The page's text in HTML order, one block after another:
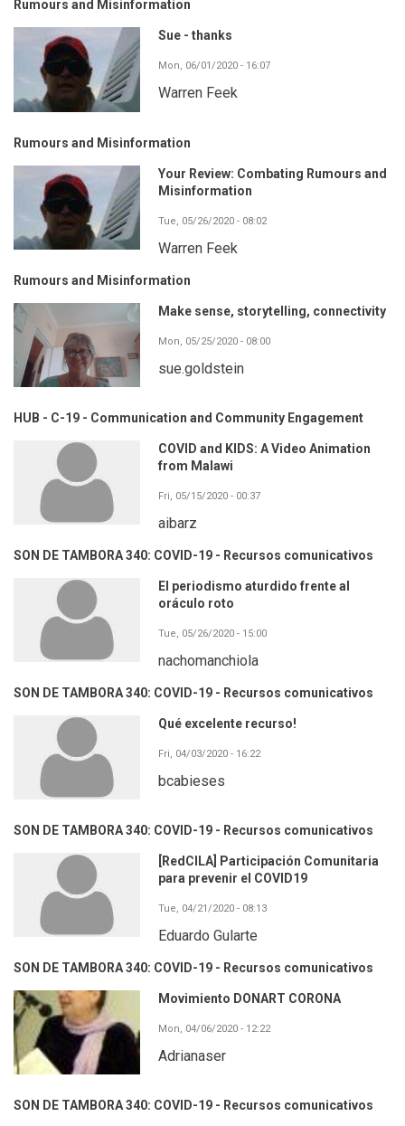
Rumours and Misinformation
Sue - thanks
Mon, 06/01/2020 - 16:07
Warren Feek
Rumours and Misinformation
Your Review: Combating Rumours and
Misinformation
Tue, 05/26/2020 - 08:02
Warren Feek
Rumours and Misinformation
Make sense, storytelling, connectivity
Mon, 05/25/2020 - 08:00
sue.goldstein
HUB - C-19 - Communication and Community Engagement
COVID and KIDS: A Video Animation
from Malawi
Fri, 05/15/2020 - 00:37
aibarz
SON DE TAMBORA 340: COVID-19 - Recursos comunicativos
El periodismo aturdido frente al
oráculo roto
Tue, 05/26/2020 - 15:00
nachomanchiola
SON DE TAMBORA 340: COVID-19 - Recursos comunicativos
Qué excelente recurso!
Fri, 04/03/2020 - 16:22
bcabieses
SON DE TAMBORA 340: COVID-19 - Recursos comunicativos
[RedCILA] Participación Comunitaria
para prevenir el COVID19
Tue, 04/21/2020 - 08:13
Eduardo Gularte
SON DE TAMBORA 340: COVID-19 - Recursos comunicativos
Movimiento DONART CORONA
Mon, 04/06/2020 - 12:22
Adrianaser
SON DE TAMBORA 340: COVID-19 - Recursos comunicativos